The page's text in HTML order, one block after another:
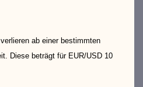
ab einer bestimmten
Diese beträgt für EUR/USD 10